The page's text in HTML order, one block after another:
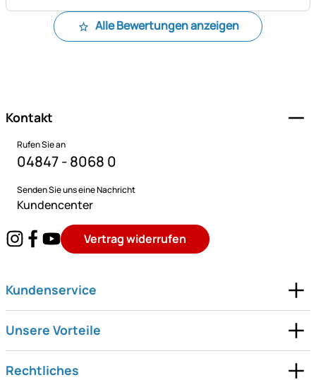
Alle Bewertungen anzeigen
Kontakt
Rufen Sie an
04847 - 8068 0
Senden Sie uns eine Nachricht
Kundencenter
Vertrag widerrufen
Kundenservice
Unsere Vorteile
Rechtliches